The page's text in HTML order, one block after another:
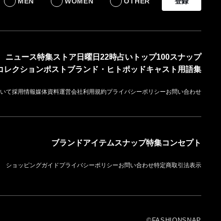
ニュース特集ストア 日曜日22時占い トップ100スナップ
レクションポスト ブランド・ヒトポッドキャスト 用語集
て採用情報媒体資料運営会社利用規約プライバシーポリシーお問い合わせ
ブランドアイテムスナップ特集コンセプト
ショッピングガイドプライバシーポリシーお問い合わせ特定商取引法表示